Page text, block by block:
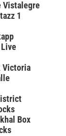
Vistalegre
1
Victoria
Box